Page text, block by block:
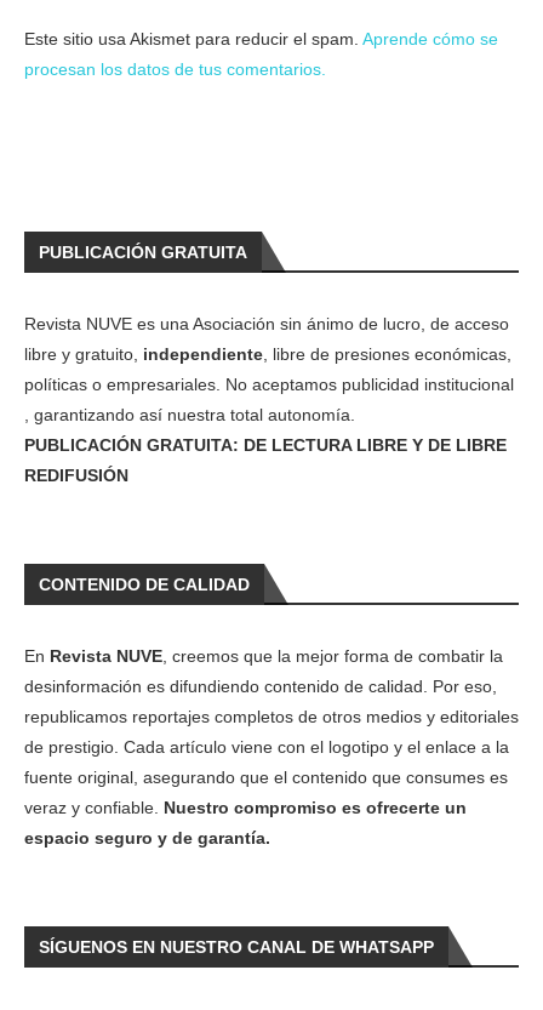
Este sitio usa Akismet para reducir el spam. Aprende cómo se
procesan los datos de tus comentarios.
PUBLICACIÓN GRATUITA
Revista NUVE es una Asociación sin ánimo de lucro, de acceso
libre y gratuito, independiente, libre de presiones económicas,
políticas o empresariales. No aceptamos publicidad institucional
, garantizando así nuestra total autonomía.
PUBLICACIÓN GRATUITA: DE LECTURA LIBRE Y DE LIBRE
REDIFUSIÓN
CONTENIDO DE CALIDAD
En Revista NUVE, creemos que la mejor forma de combatir la
desinformación es difundiendo contenido de calidad. Por eso,
republicamos reportajes completos de otros medios y editoriales
de prestigio. Cada artículo viene con el logotipo y el enlace a la
fuente original, asegurando que el contenido que consumes es
veraz y confiable. Nuestro compromiso es ofrecerte un
espacio seguro y de garantía.
SÍGUENOS EN NUESTRO CANAL DE WHATSAPP